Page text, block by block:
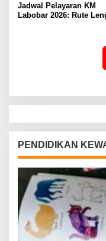
Jadwal Pelayaran KM
Labobar 2026: Rute
PENDIDIKAN